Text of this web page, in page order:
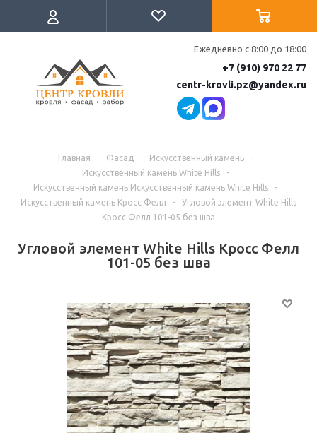
Ежедневно с 8:00 до 18:00
+7 (910) 970 22 77
centr-krovli.pz@yandex.ru
Главная - Фасад - Искусственный камень
-
Искусственный камень White Hills
-
Искусственный камень Искусственный камень White Hills
-
Искусственный камень Кросс Фелл
-
Угловой элемент White Hills
Кросс Фелл 101-05 без шва
Угловой элемент White Hills Кросс Фелл
101-05 без шва